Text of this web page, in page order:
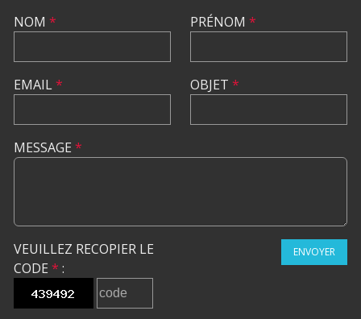
NOM *
EMAIL*
PRÉNOM *
OBJET *
MESSAGE *
VEUILLEZ RECOPIER LE
CODE * :
ENVOYER